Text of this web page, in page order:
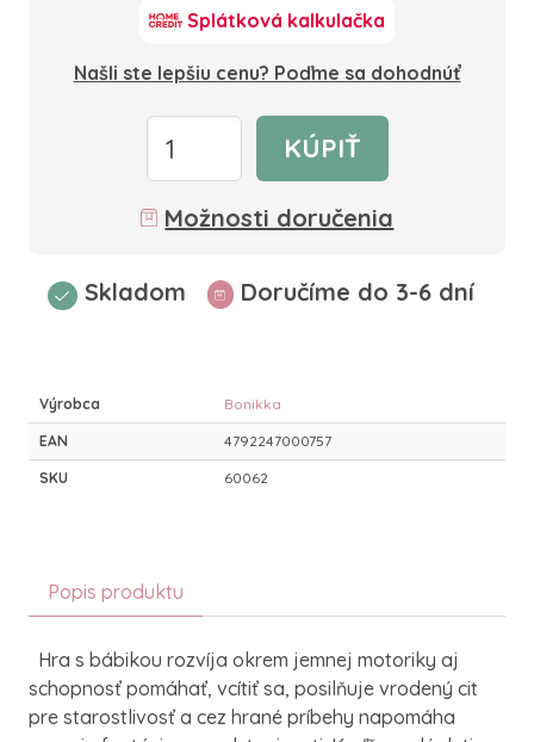
Splátková kalkulačka
Našli ste lepšiu cenu? Poďme sa dohodnúť
KÚPIŤ
Možnosti doručenia
Skladom Doručíme do 3-6 dní
Výrobca Bonikka
EAN 4792247000757
SKU 60062
Popis produktu
Hra s bábikou rozvíja okrem jemnej motoriky aj
schopnosť pomáhať, vcítiť sa, posilňuje vrodený cit
pre starostlivosť a cez hrané príbehy napomáha